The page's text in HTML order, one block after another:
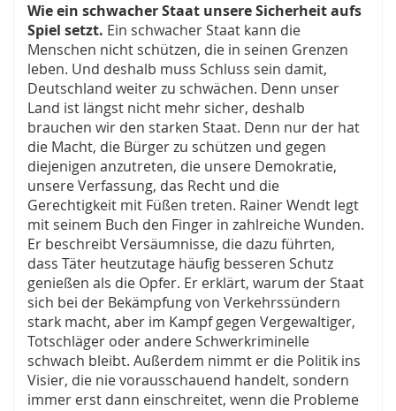
Wie ein schwacher Staat unsere Sicherheit aufs
Spiel setzt. Ein schwacher Staat kann die
Menschen nicht schützen, die in seinen Grenzen
leben. Und deshalb muss Schluss sein damit,
Deutschland weiter zu schwächen. Denn unser
Land ist längst nicht mehr sicher, deshalb
brauchen wir den starken Staat. Denn nur der hat
die Macht, die Bürger zu schützen und gegen
diejenigen anzutreten, die unsere Demokratie,
unsere Verfassung, das Recht und die
Gerechtigkeit mit Füßen treten. Rainer Wendt legt
mit seinem Buch den Finger in zahlreiche Wunden.
Er beschreibt Versäumnisse, die dazu führten,
dass Täter heutzutage häufig besseren Schutz
genießen als die Opfer. Er erklärt, warum der Staat
sich bei der Bekämpfung von Verkehrssündern
stark macht, aber im Kampf gegen Vergewaltiger,
Totschläger oder andere Schwerkriminelle
schwach bleibt. Außerdem nimmt er die Politik ins
Visier, die nie vorausschauend handelt, sondern
immer erst dann einschreitet, wenn die Probleme